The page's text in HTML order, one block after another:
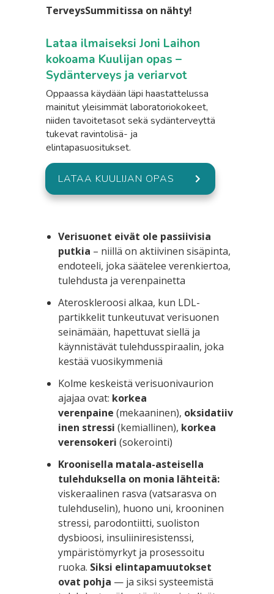
TerveysSummitissa on nähty!
Lataa ilmaiseksi Joni Laihon
kokoama Kuulijan opas –
Sydänterveys ja veriarvot
Oppaassa käydään läpi haastattelussa
mainitut yleisimmät laboratoriokokeet,
niiden tavoitetasot sekä sydänterveyttä
tukevat ravintolisä- ja
elintapasuositukset.
LATAA KUULIJAN OPAS
Verisuonet eivät ole passiivisia
putkia – niillä on aktiivinen sisäpinta,
endoteeli, joka säätelee verenkiertoa,
tulehdusta ja verenpainetta
Ateroskleroosi alkaa, kun LDL-
partikkelit tunkeutuvat verisuonen
seinämään, hapettuvat siellä ja
käynnistävät tulehdusspiraalin, joka
kestää vuosikymmeniä
Kolme keskeistä verisuonivaurion
ajajaa ovat: korkea
verenpaine (mekaaninen), oksidatiiv
inen stressi (kemiallinen), korkea
verensokeri (sokerointi)
Kroonisella matala-asteisella
tulehduksella on monia lähteitä:
viskeraalinen rasva (vatsarasva on
tulehduselin), huono uni, krooninen
stressi, parodontiitti, suoliston
dysbioosi, insuliiniresistenssi,
ympäristömyrkyt ja prosessoitu
ruoka. Siksi elintapamuutokset
ovat pohja — ja siksi systeemistä